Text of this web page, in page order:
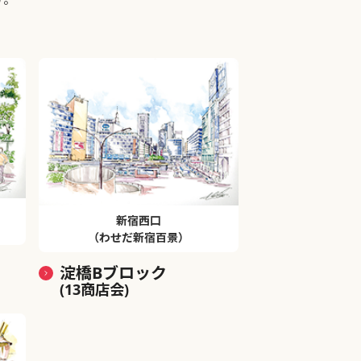
新宿西口
（わせだ新宿百景）
淀橋Bブロック
(13商店会)